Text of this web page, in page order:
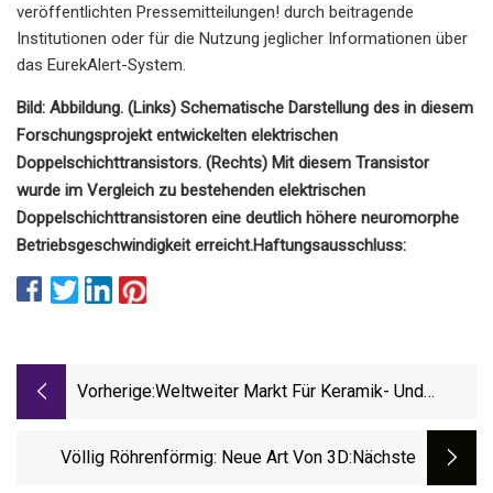
veröffentlichten Pressemitteilungen! durch beitragende
Institutionen oder für die Nutzung jeglicher Informationen über
das EurekAlert-System.
Bild: Abbildung. (Links) Schematische Darstellung des in diesem
Forschungsprojekt entwickelten elektrischen
Doppelschichttransistors. (Rechts) Mit diesem Transistor
wurde im Vergleich zu bestehenden elektrischen
Doppelschichttransistoren eine deutlich höhere neuromorphe
Betriebsgeschwindigkeit erreicht.Haftungsausschluss:
Vorherige:Weltweiter Markt Für Keramik- Und
Milliarden US-Dollar Erreichen: Konstante
Jährliche Wachstumsrate Von 4,1 %
Völlig Röhrenförmig: Neue Art Von 3D:nächste